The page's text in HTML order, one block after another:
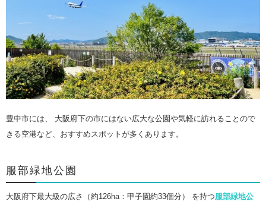
豊中市には、 大阪府下の市にはない広大な公園や気軽に訪れることので
きる空港など、おすすめスポットが多くあります。
服部緑地公園
大阪府下最大級の広さ（約126ha：甲子園約33個分） を持つ服部緑地公